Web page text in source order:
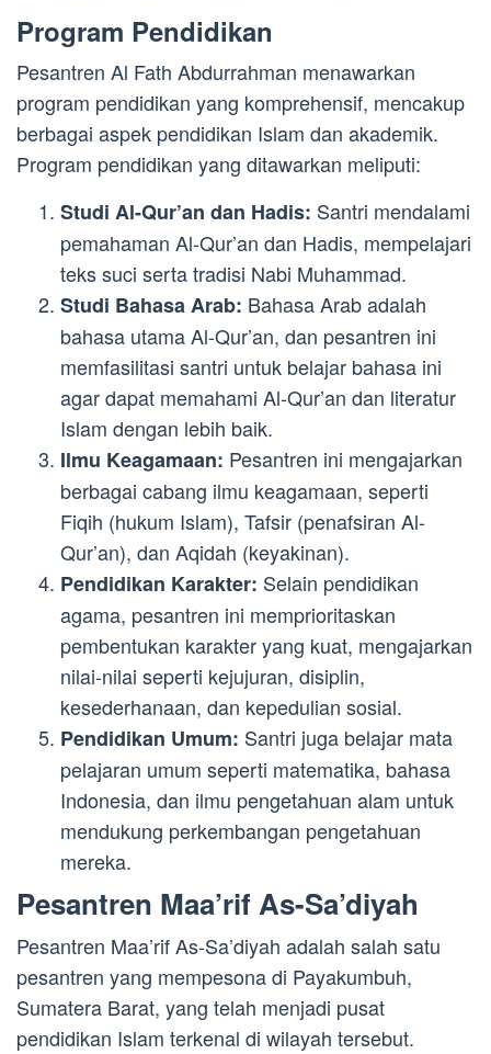
Program Pendidikan
Pesantren Al Fath Abdurrahman menawarkan
program pendidikan yang komprehensif, mencakup
berbagai aspek pendidikan Islam dan akademik.
Program pendidikan yang ditawarkan meliputi:
Studi Al-Qur’an dan Hadis: Santri mendalami
pemahaman Al-Qur’an dan Hadis, mempelajari
teks suci serta tradisi Nabi Muhammad.
Studi Bahasa Arab: Bahasa Arab adalah
bahasa utama Al-Qur’an, dan pesantren ini
memfasilitasi santri untuk belajar bahasa ini
agar dapat memahami Al-Qur’an dan literatur
Islam dengan lebih baik.
Ilmu Keagamaan: Pesantren ini mengajarkan
berbagai cabang ilmu keagamaan, seperti
Fiqih (hukum Islam), Tafsir (penafsiran Al-
Qur’an), dan Aqidah (keyakinan).
Pendidikan Karakter: Selain pendidikan
agama, pesantren ini memprioritaskan
pembentukan karakter yang kuat, mengajarkan
nilai-nilai seperti kejujuran, disiplin,
kesederhanaan, dan kepedulian sosial.
Pendidikan Umum: Santri juga belajar mata
pelajaran umum seperti matematika, bahasa
Indonesia, dan ilmu pengetahuan alam untuk
mendukung perkembangan pengetahuan
mereka.
Pesantren Maa’rif As-Sa’diyah
Pesantren Maa’rif As-Sa’diyah adalah salah satu
pesantren yang mempesona di Payakumbuh,
Sumatera Barat, yang telah menjadi pusat
pendidikan Islam terkenal di wilayah tersebut.